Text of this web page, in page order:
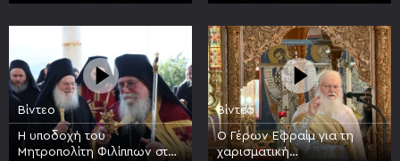
Βατοπαιδίου κατά την
πανήγυρη της Συνάξεως
Αγίων
Βίντεο
Η υποδοχή του
Μητροπολίτη Φιλίππων στην
Βίντεο
Ο Γέρων Εφραίμ για τη
χαρισματική